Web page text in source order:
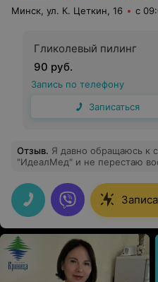
Минск, ул. К. Цеткин, 16 с
Гликолевый пилинг
90 руб.
Запись по телефону
Записаться
Отзыв. Я давно обращаюсь к
"ИдеалМед" и не перестаю
хочу выразить благодарность
Жарихиной М. П. Очень
пациенту и к своей
огромное спасибо!!!! Всем
медицинский центр.